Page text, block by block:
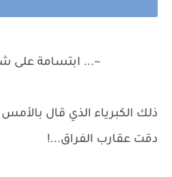
~... ابتسامة على
ذلك الكبرياء الذي قال بالأمس
دقت عقارب الفراق...!